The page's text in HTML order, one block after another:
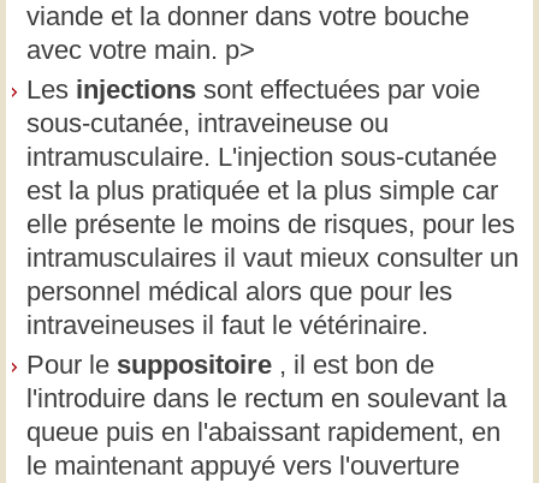
viande et la donner dans votre bouche
avec votre main. p>
Les injections sont effectuées par voie
sous-cutanée, intraveineuse ou
intramusculaire. L'injection sous-cutanée
est la plus pratiquée et la plus simple car
elle présente le moins de risques, pour les
intramusculaires il vaut mieux consulter un
personnel médical alors que pour les
intraveineuses il faut le vétérinaire.
Pour le suppositoire , il est bon de
l'introduire dans le rectum en soulevant la
queue puis en l'abaissant rapidement, en
le maintenant appuyé vers l'ouverture